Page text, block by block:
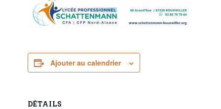
Ajouter au calendrier
DÉTAILS